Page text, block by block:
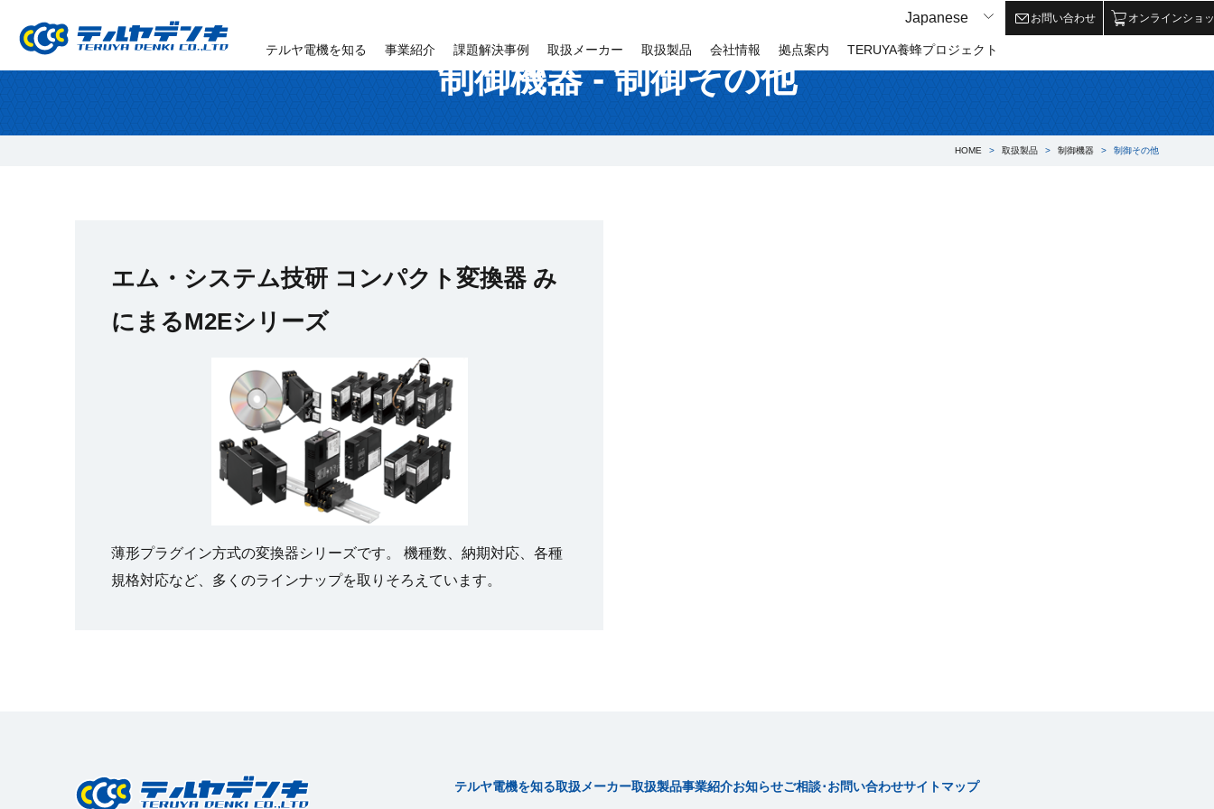
Japanese お問い合わせ オンラインショ
テルヤ電機を知る 事業紹介 課題解決事例 取扱メーカー 取扱製品 会社情報 拠点案内 TERUYA養蜂プロジェクト
制御機器 - 制御その他
HOME 取扱製品 制御機器 制御その他
エム・システム技研 コンパクト変換器 み
にまるM2Eシリーズ
薄形プラグイン方式の変換器シリーズです。 機種数、納期対応、各種
規格対応など、多くのラインナップを取りそろえています。
テルヤ電機を知る取扱メーカー取扱製品事業紹介お知らせご相談･お問い合わせサイトマップ
Japanese